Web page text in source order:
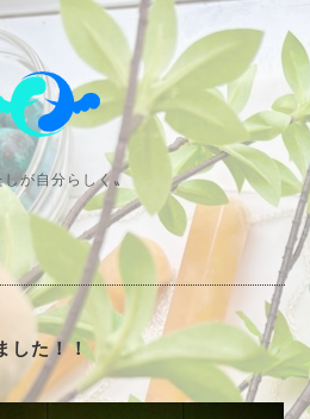
しが自分らしく〟
した！！